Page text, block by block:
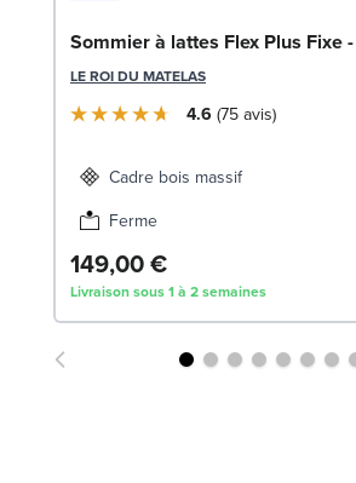
Sommier à lattes Flex Plus Fixe
LE ROI DU MATELAS
4.6 75 avis
Cadre bois massif
Ferme
149,00 €
Livraison sous 1 à 2 semaines